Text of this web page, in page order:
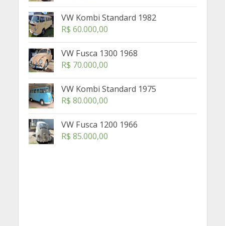
VW Kombi Standard 1982
R$ 60.000,00
VW Fusca 1300 1968
R$ 70.000,00
VW Kombi Standard 1975
R$ 80.000,00
VW Fusca 1200 1966
R$ 85.000,00